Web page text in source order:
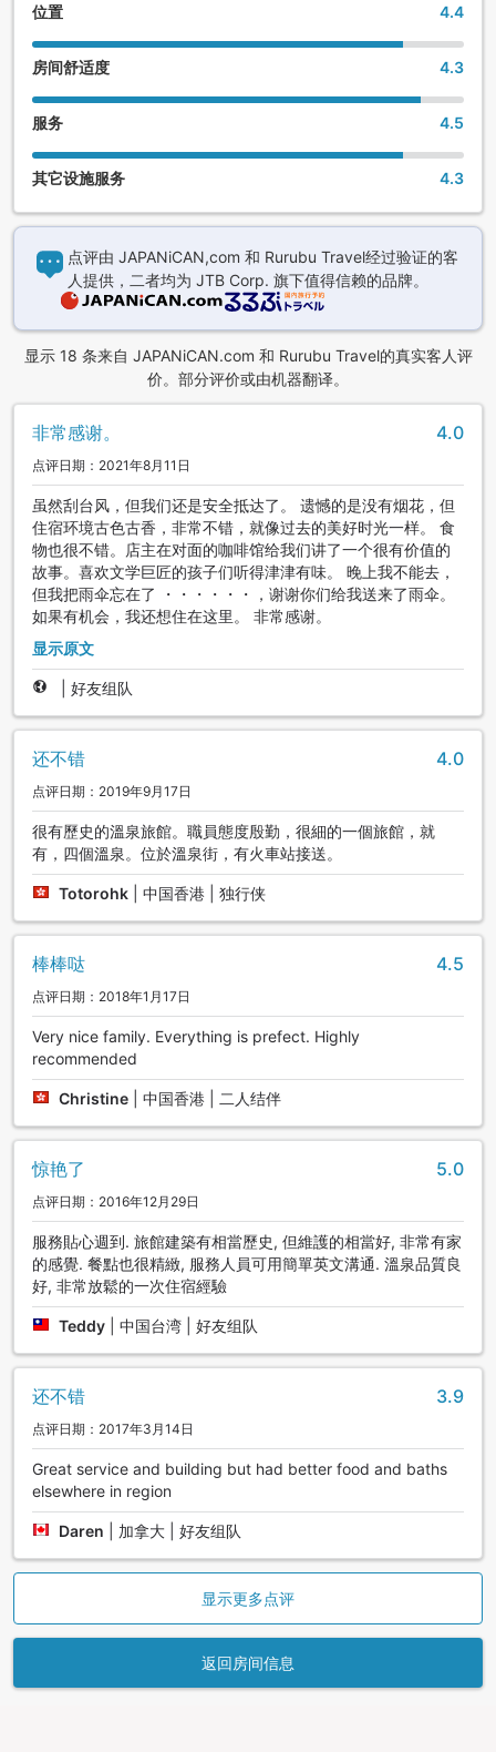
位置 4.4
房间舒适度 4.3
服务 4.5
其它设施服务 4.3
点评由 JAPANiCAN,com 和 Rurubu Travel经过验证的客
人提供，二者均为 JTB Corp. 旗下值得信赖的品牌。
显示 18 条来自 JAPANiCAN.com 和 Rurubu Travel的真实客人评
价。部分评价或由机器翻译。
非常感谢。 4.0
点评日期：2021年8月11日
虽然刮台风，但我们还是安全抵达了。 遗憾的是没有烟花，但
住宿环境古色古香，非常不错，就像过去的美好时光一样。 食
物也很不错。店主在对面的咖啡馆给我们讲了一个很有价值的
故事。喜欢文学巨匠的孩子们听得津津有味。 晚上我不能去，
但我把雨伞忘在了 ・・・・・・，谢谢你们给我送来了雨伞。
如果有机会，我还想住在这里。 非常感谢。
显示原文
好友组队
还不错 4.0
点评日期：2019年9月17日
很有歷史的溫泉旅館。職員態度殷勤，很細的一個旅館，就
有，四個溫泉。位於溫泉街，有火車站接送。
Totorohk 中国香港 | 独行侠
棒棒哒 4.5
点评日期：2018年1月17日
Very nice family. Everything is prefect. Highly
recommended
Christine 中国香港 | 二人结伴
惊艳了 5.0
点评日期：2016年12月29日
服務貼心週到. 旅館建築有相當歷史, 但維護的相當好, 非常有家
的感覺. 餐點也很精緻, 服務人員可用簡單英文溝通. 溫泉品質良
好, 非常放鬆的一次住宿經驗
Teddy 中国台湾 | 好友组队
还不错 3.9
点评日期：2017年3月14日
Great service and building but had better food and baths
elsewhere in region
Daren 加拿大 | 好友组队
显示更多点评
返回房间信息